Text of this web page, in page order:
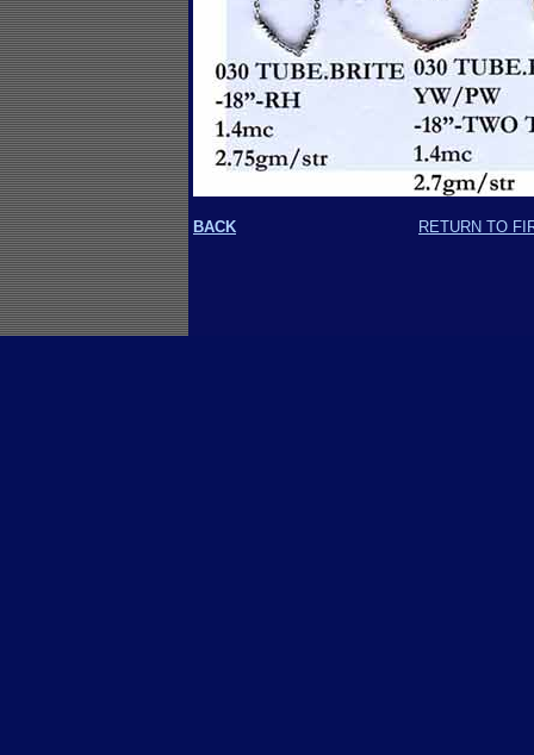
BACK RETURN TO